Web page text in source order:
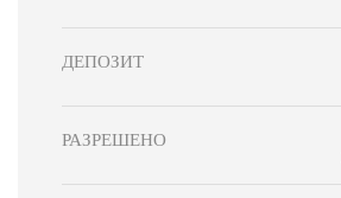
ДЕПОЗИТ
РАЗРЕШЕНО